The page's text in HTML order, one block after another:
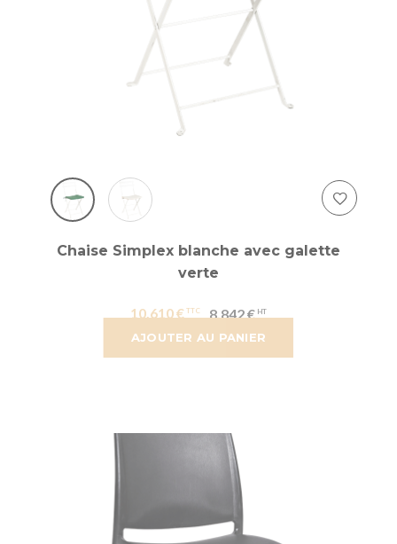
AJOUTER AU PANIER
Chaise Simplex blanche avec galette
verte
10,610 € 8,842 €